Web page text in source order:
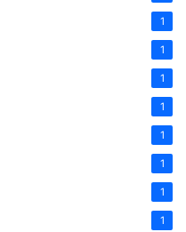
1
1
1
1
1
1
1
1